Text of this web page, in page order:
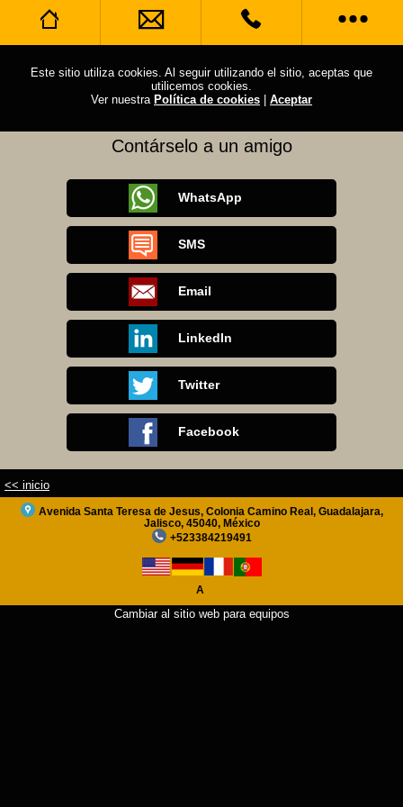
Dejar mensajes
En Caso que no se logre comunicar.
Llámame
WhatsApp
Llámanos
Nuestro Servicio
Acerca de nosotros
Horario de apertura
Sitio web completo
Contárselo a un amigo
Facebook Places
Blog
Traducción del sitio
+ Info
Este sitio utiliza cookies. Al seguir utilizando el sitio, aceptas que
utilicemos cookies.
Ver nuestra Política de cookies Aceptar
Contárselo a un amigo
WhatsApp
SMS
Email
LinkedIn
Twitter
Facebook
<< inicio
Avenida Santa Teresa de Jesus, Colonia Camino Real, Guadalajara,
Jalisco, 45040, México
+523384219491
A
Cambiar al sitio web para equipos